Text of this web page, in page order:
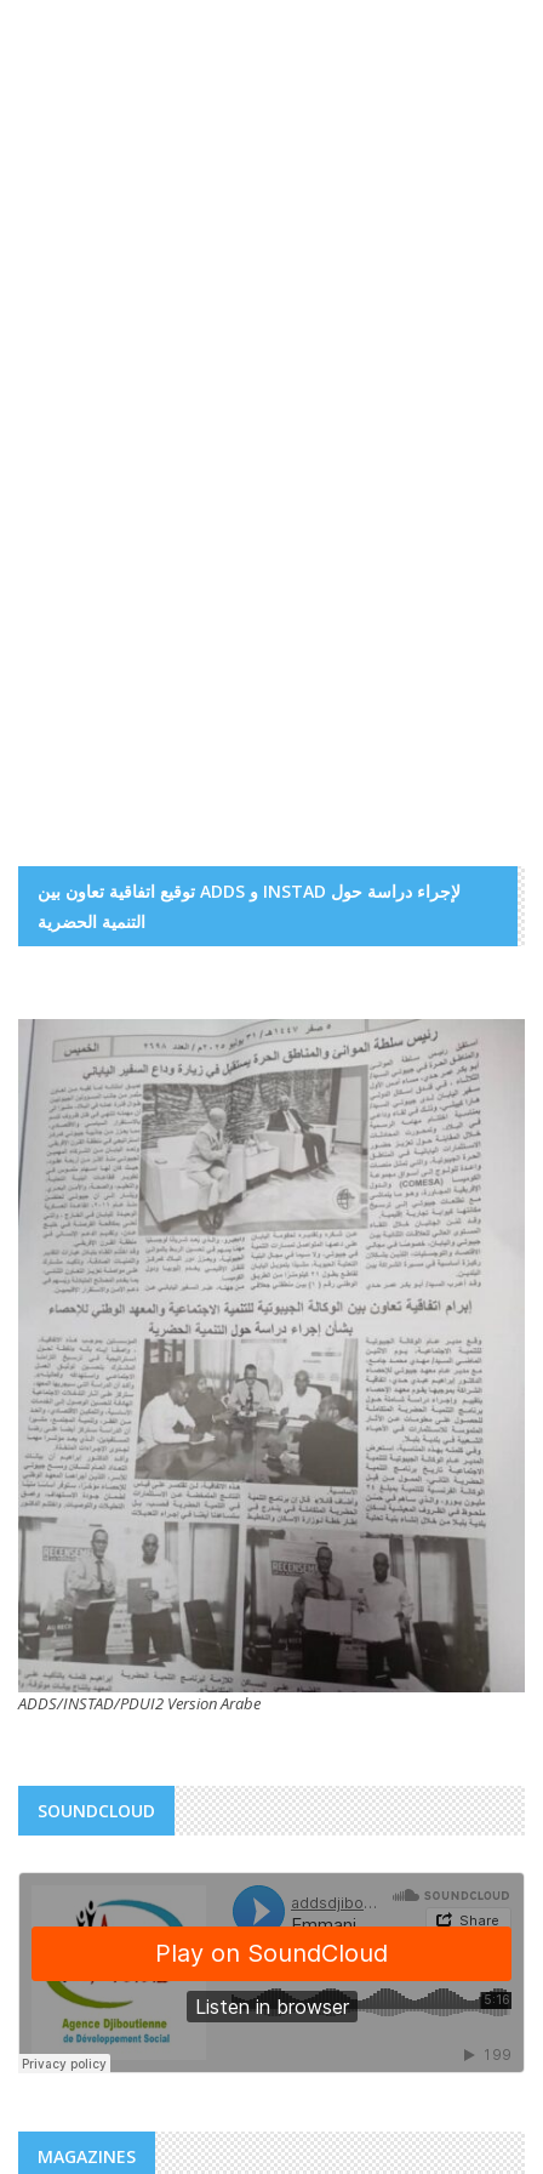
توقيع اتفاقية تعاون بين ADDS و INSTAD لإجراء دراسة حول
التنمية الحضرية
ADDS/INSTAD/PDUI2 Version Arabe
SOUNDCLOUD
MAGAZINES